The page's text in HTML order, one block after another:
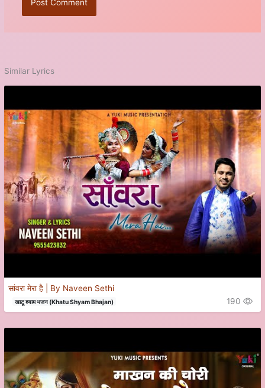
Similar Lyrics
सांवरा मेरा है | By Naveen Sethi
खाटू श्याम भजन (Khatu Shyam Bhajan) 190